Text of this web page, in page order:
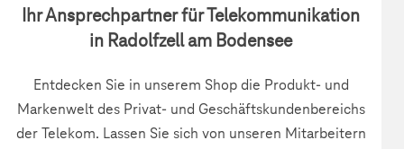
Ihr Ansprechpartner für Telekommunikation
in Radolfzell am Bodensee
Entdecken Sie in unserem Shop die Produkt- und
Markenwelt des Privat- und Geschäftskundenbereichs
der Telekom. Lassen Sie sich von unseren Mitarbeitern